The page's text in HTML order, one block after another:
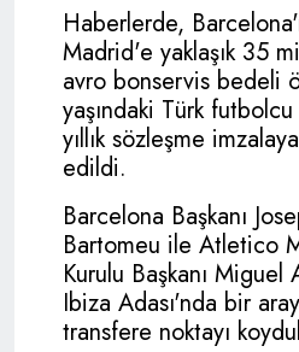
Haberlerde,
Madrid'e yaklaşık 35
avro bonservis bedeli
yaşındaki Türk
yıllık sözleşme
edildi.
Barcelona Başkanı
Bartomeu ile Atletico
Kurulu Başkanı
Ibiza Adası'nda bir
transfere noktayı